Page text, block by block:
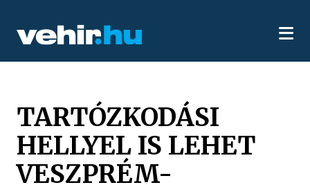
TARTÓZKODÁSI
HELLYEL IS LEHET
VESZPRÉM-